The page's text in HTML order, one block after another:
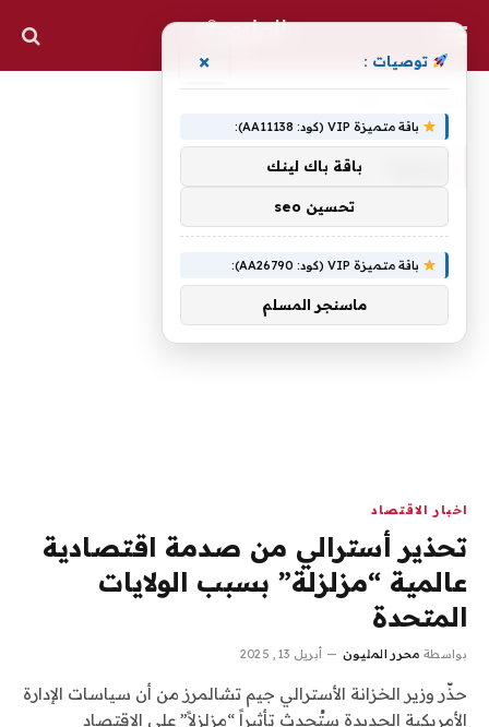
اخبار الاقتصاد
تحذير أسترالي من صدمة اقتصادية
عالمية “مزلزلة” بسبب الولايات
المتحدة
بواسطة محرر المليون أبريل 13, 2025
حذّر وزير الخزانة الأسترالي جيم تشالمرز من أن سياسات الإدارة
الأمريكية الجديدة ستُحدث تأثيراً “مزلزلاً” على الاقتصاد
توصيات : ×
باقة متميزة VIP (كود: AA11138):
باقة باك لينك
تحسين seo
باقة متميزة VIP (كود: AA26790):
ماسنجر المسلم